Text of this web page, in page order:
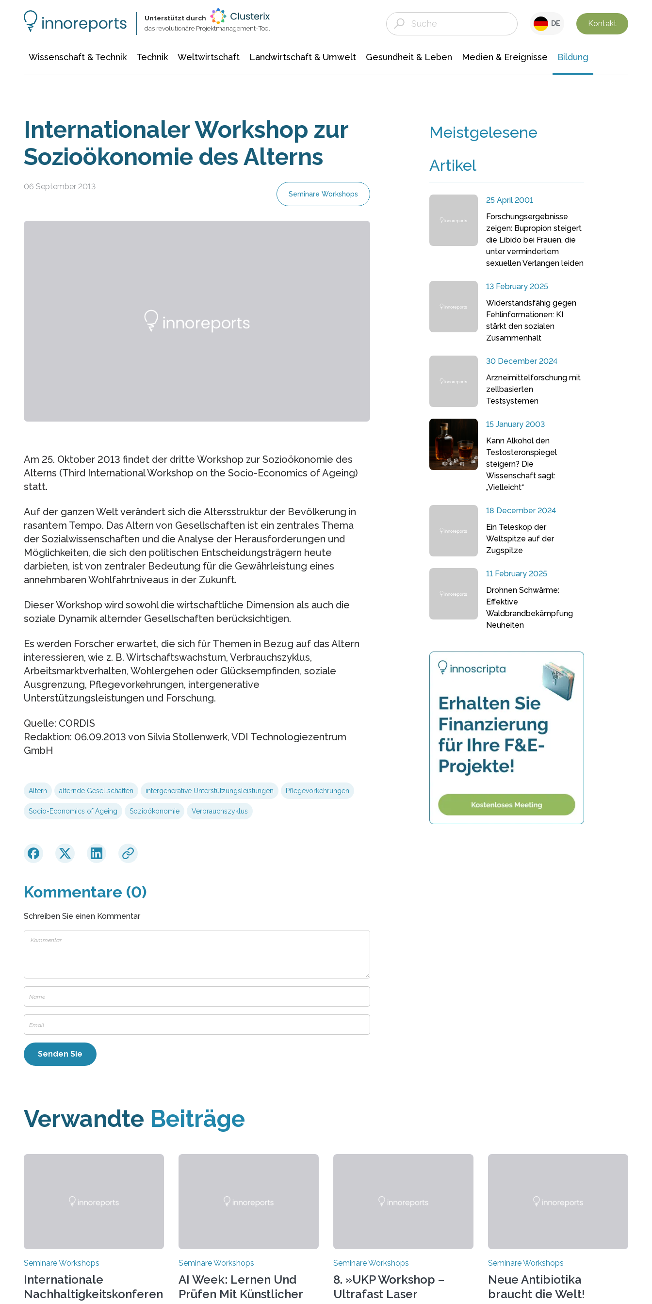
Unterstützt durch
das revolutionäre Projektmanagement-Tool
DE Kontakt
Wissenschaft & Technik Technik Weltwirtschaft Landwirtschaft & Umwelt Gesundheit & Leben Medien & Ereignisse Bildung
Internationaler Workshop zur
Sozioökonomie des Alterns
06 September 2013
Seminare Workshops
Am 25. Oktober 2013 findet der dritte Workshop zur Sozioökonomie des
Alterns (Third International Workshop on the Socio-Economics of Ageing)
statt.
Auf der ganzen Welt verändert sich die Altersstruktur der Bevölkerung in
rasantem Tempo. Das Altern von Gesellschaften ist ein zentrales Thema
der Sozialwissenschaften und die Analyse der Herausforderungen und
Möglichkeiten, die sich den politischen Entscheidungsträgern heute
darbieten, ist von zentraler Bedeutung für die Gewährleistung eines
annehmbaren Wohlfahrtniveaus in der Zukunft.
Dieser Workshop wird sowohl die wirtschaftliche Dimension als auch die
soziale Dynamik alternder Gesellschaften berücksichtigen.
Es werden Forscher erwartet, die sich für Themen in Bezug auf das Altern
interessieren, wie z. B. Wirtschaftswachstum, Verbrauchszyklus,
Arbeitsmarktverhalten, Wohlergehen oder Glücksempfinden, soziale
Ausgrenzung, Pflegevorkehrungen, intergenerative
Unterstützungsleistungen und Forschung.
Quelle: CORDIS
Redaktion: 06.09.2013 von Silvia Stollenwerk, VDI Technologiezentrum
GmbH
Altern alternde Gesellschaften intergenerative Unterstützungsleistungen Pflegevorkehrungen
Socio-Economics of Ageing Sozioökonomie Verbrauchszyklus
Kommentare (0)
Schreiben Sie einen Kommentar
Meistgelesene
Artikel
25 April 2001
Forschungsergebnisse
zeigen: Bupropion steigert
die Libido bei Frauen, die
unter vermindertem
sexuellen Verlangen leiden
13 February 2025
Widerstandsfähig gegen
Fehlinformationen: KI
stärkt den sozialen
Zusammenhalt
30 December 2024
Arzneimittelforschung mit
zellbasierten
Testsystemen
15 January 2003
Kann Alkohol den
Testosteronspiegel
steigern? Die
Wissenschaft sagt:
„Vielleicht“
18 December 2024
Ein Teleskop der
Weltspitze auf der
Zugspitze
11 February 2025
Drohnen Schwärme:
Effektive
Waldbrandbekämpfung
Neuheiten
Verwandte Beiträge
Seminare Workshops
Internationale
Nachhaltigkeitskonferen
Seminare Workshops
AI Week: Lernen Und
Prüfen Mit Künstlicher
Seminare Workshops
8. »UKP Workshop –
Ultrafast Laser
Seminare Workshops
Neue Antibiotika
braucht die Welt!